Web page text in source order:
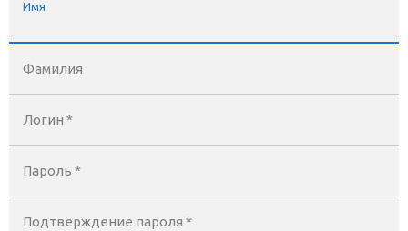
Имя
Фамилия
Логин *
Пароль *
Подтверждение пароля *